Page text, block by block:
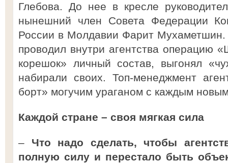
Глебова. До нее в кресле
нынешний член Совета Федерации
России в Молдавии Фарит Мухаметшин.
проводил внутри агентства операцию
корешок» личный состав, выгонял
набирали своих. Топ-менеджмент
борт» могучим ураганом с каждым
Каждой стране – своя мягкая сила
– Что надо сделать, чтобы
полную силу и перестало быть